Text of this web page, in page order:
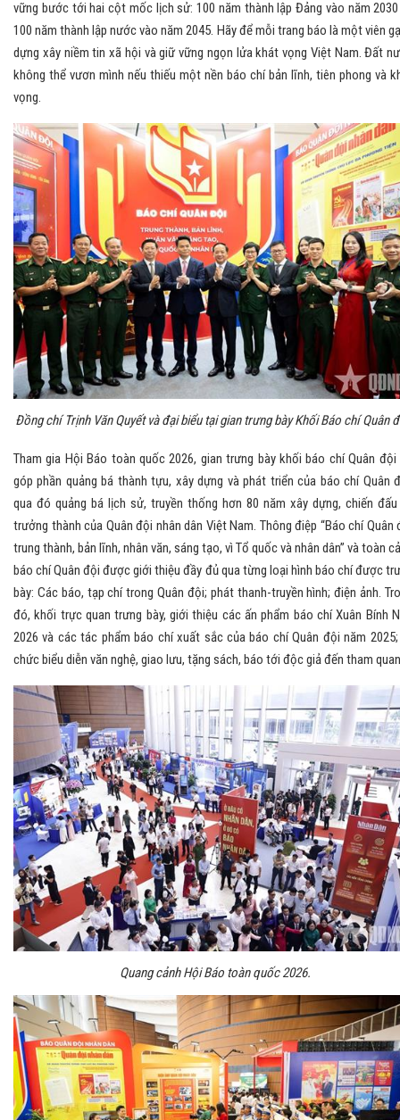
vững bước tới hai cột mốc lịch sử: 100 năm thành lập Đảng vào năm
100 năm thành lập nước vào năm 2045. Hãy để mỗi trang báo là một viên
dựng xây niềm tin xã hội và giữ vững ngọn lửa khát vọng Việt Nam. Đất
không thể vươn mình nếu thiếu một nền báo chí bản lĩnh, tiên phong và
vọng.
Đồng chí Trịnh Văn Quyết và đại biểu tại gian trưng bày Khối Báo chí Quân
Tham gia Hội Báo toàn quốc 2026, gian trưng bày khối báo chí Quân đội
góp phần quảng bá thành tựu, xây dựng và phát triển của báo chí Quân
qua đó quảng bá lịch sử, truyền thống hơn 80 năm xây dựng, chiến đấu
trưởng thành của Quân đội nhân dân Việt Nam. Thông điệp “Báo chí Quân
trung thành, bản lĩnh, nhân văn, sáng tạo, vì Tổ quốc và nhân dân” và toàn
báo chí Quân đội được giới thiệu đầy đủ qua từng loại hình báo chí được
bày: Các báo, tạp chí trong Quân đội; phát thanh-truyền hình; điện ảnh.
đó, khối trực quan trưng bày, giới thiệu các ấn phẩm báo chí Xuân Bính
2026 và các tác phẩm báo chí xuất sắc của báo chí Quân đội năm
chức biểu diễn văn nghệ, giao lưu, tặng sách, báo tới độc giả đến tham
Quang cảnh Hội Báo toàn quốc 2026.